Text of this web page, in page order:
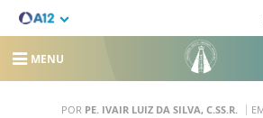
MENU
POR PE. IVAIR LUIZ DA SILVA, C.SS.R.